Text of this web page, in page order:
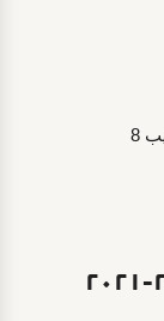
/ كرسي مكينه يسار جيب 8